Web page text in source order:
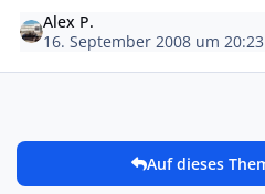
Alex P.
16. September 2008 um 20:23
Auf dieses